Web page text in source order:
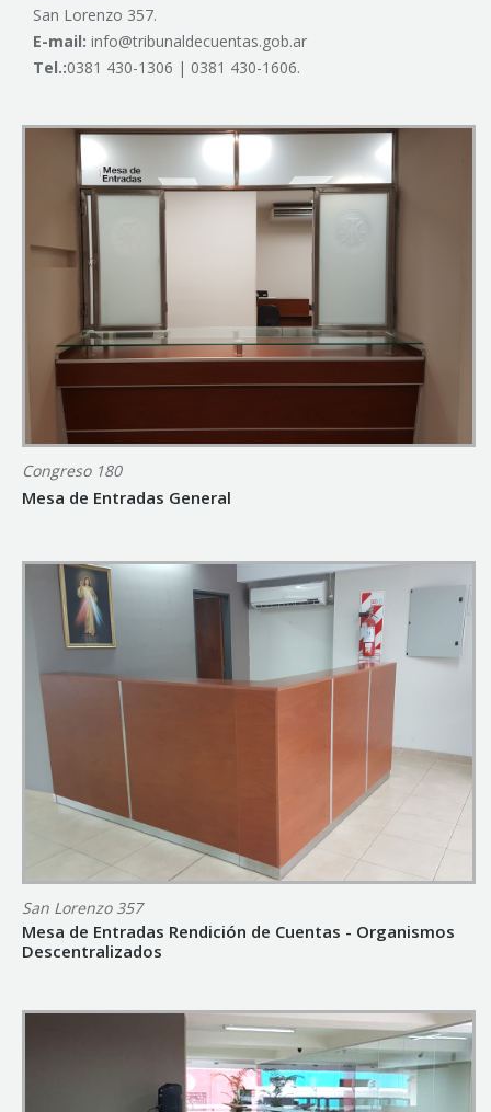
San Lorenzo 357.
E-mail: info@tribunaldecuentas.gob.ar
Tel.:0381 430-1306 | 0381 430-1606.
Congreso 180
Mesa de Entradas General
San Lorenzo 357
Mesa de Entradas Rendición de Cuentas - Organismos
Descentralizados